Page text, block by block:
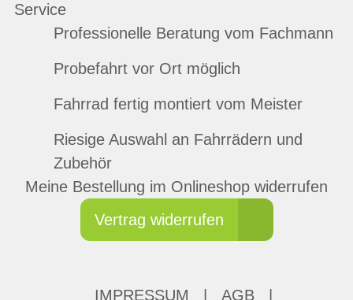
Service
Professionelle Beratung vom Fachmann
Probefahrt vor Ort möglich
Fahrrad fertig montiert vom Meister
Riesige Auswahl an Fahrrädern und
Zubehör
Meine Bestellung im Onlineshop widerrufen
Vertrag widerrufen
IMPRESSUM AGB